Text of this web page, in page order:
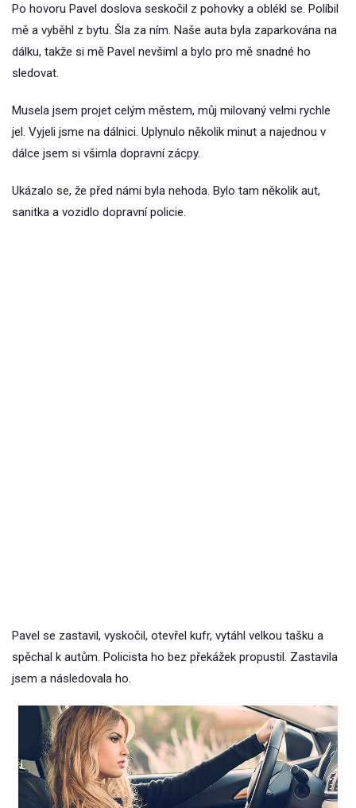
Po hovoru Pavel doslova seskočil z pohovky a oblékl se. Políbil
mě a vyběhl z bytu. Šla za ním. Naše auta byla zaparkována na
dálku, takže si mě Pavel nevšiml a bylo pro mě snadné ho
sledovat.
Musela jsem projet celým městem, můj milovaný velmi rychle
jel. Vyjeli jsme na dálnici. Uplynulo několik minut a najednou v
dálce jsem si všimla dopravní zácpy.
Ukázalo se, že před námi byla nehoda. Bylo tam několik aut,
sanitka a vozidlo dopravní policie.
Pavel se zastavil, vyskočil, otevřel kufr, vytáhl velkou tašku a
spěchal k autům. Policista ho bez překážek propustil. Zastavila
jsem a následovala ho.